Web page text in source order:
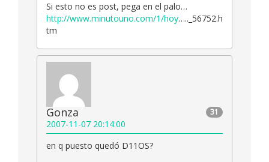
Si esto no es post, pega en el palo…
http://www.minutouno.com/1/hoy….._56752.h
tm
31
Gonza
2007-11-07 20:14:00
en q puesto quedó D11OS?